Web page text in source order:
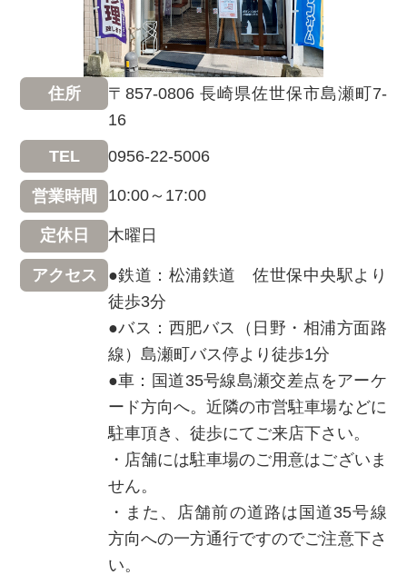
住所
〒857-0806 長崎県佐世保市島瀬町7-
16
TEL 0956-22-5006
営業時間 10:00～17:00
定休日 木曜日
アクセス
●鉄道：松浦鉄道 佐世保中央駅より
徒歩3分
●バス：西肥バス（日野・相浦方面路
線）島瀬町バス停より徒歩1分
●車：国道35号線島瀬交差点をアーケ
ード方向へ。近隣の市営駐車場などに
駐車頂き、徒歩にてご来店下さい。
・店舗には駐車場のご用意はございま
せん。
・また、店舗前の道路は国道35号線
方向への一方通行ですのでご注意下さ
い。